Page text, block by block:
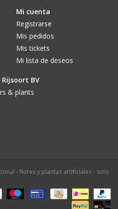
Mi cuenta
Registrarse
Mis pedidos
Mis tickets
Mi lista de deseos
BV
& plants
- flores y plantas artificiales - solo